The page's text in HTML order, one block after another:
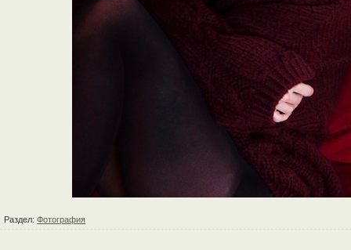
Раздел: Фотография